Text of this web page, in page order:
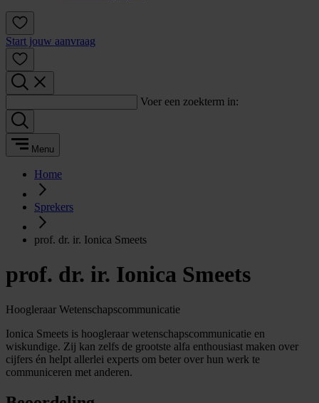
Start jouw aanvraag
Voer een zoekterm in:
Menu
Home
Sprekers
prof. dr. ir. Ionica Smeets
prof. dr. ir. Ionica Smeets
Hoogleraar Wetenschapscommunicatie
Ionica Smeets is hoogleraar wetenschapscommunicatie en
wiskundige. Zij kan zelfs de grootste alfa enthousiast maken over
cijfers én helpt allerlei experts om beter over hun werk te
communiceren met anderen.